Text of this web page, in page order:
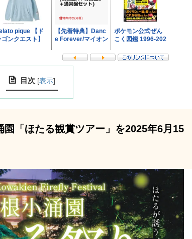
目次 [表示]
「ほたる観賞ツアー」を2025年6月15